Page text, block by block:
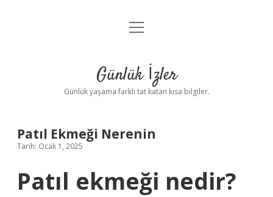
Anasayfa
Yasal Uyarı
menüyü
Günlük İzler
Günlük yaşama farklı tat katan kısa bilgiler.
Patıl Ekmeği Nerenin
Tarih: Ocak 1, 2025
Patıl ekmeği nedir?